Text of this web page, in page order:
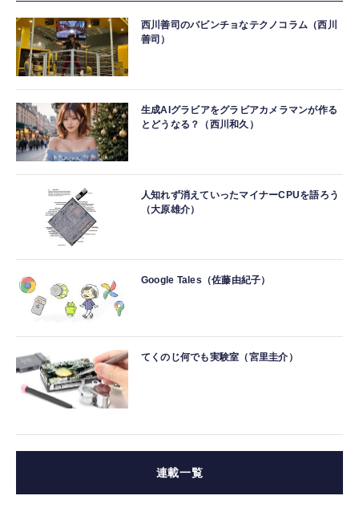
西川善司のバビンチョなテクノコラム（西川
善司）
生成AIグラビアをグラビアカメラマンが作る
とどうなる？（西川和久）
人知れず消えていったマイナーCPUを語ろう
（大原雄介）
Google Tales（佐藤由紀子）
てくのじ何でも実験室（宮里圭介）
連載一覧